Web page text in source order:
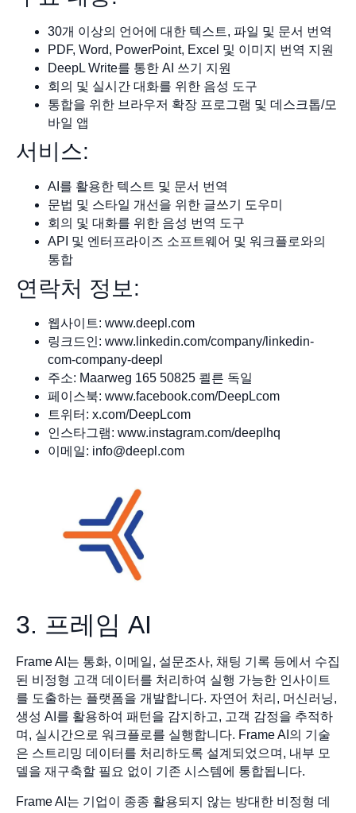
30개 이상의 언어에 대한 텍스트, 파일 및 문서 번역
PDF, Word, PowerPoint, Excel 및 이미지 번역 지원
DeepL Write를 통한 AI 쓰기 지원
회의 및 실시간 대화를 위한 음성 도구
통합을 위한 브라우저 확장 프로그램 및 데스크톱/모
바일 앱
서비스:
AI를 활용한 텍스트 및 문서 번역
문법 및 스타일 개선을 위한 글쓰기 도우미
회의 및 대화를 위한 음성 번역 도구
API 및 엔터프라이즈 소프트웨어 및 워크플로와의
통합
연락처 정보:
웹사이트: www.deepl.com
링크드인: www.linkedin.com/company/linkedin-
com-company-deepl
주소: Maarweg 165 50825 쾰른 독일
페이스북: www.facebook.com/DeepLcom
트위터: x.com/DeepLcom
인스타그램: www.instagram.com/deeplhq
이메일: info@deepl.com
3. 프레임 AI
Frame AI는 통화, 이메일, 설문조사, 채팅 기록 등에서 수집
된 비정형 고객 데이터를 처리하여 실행 가능한 인사이트
를 도출하는 플랫폼을 개발합니다. 자연어 처리, 머신러닝,
생성 AI를 활용하여 패턴을 감지하고, 고객 감정을 추적하
며, 실시간으로 워크플로를 실행합니다. Frame AI의 기술
은 스트리밍 데이터를 처리하도록 설계되었으며, 내부 모
델을 재구축할 필요 없이 기존 시스템에 통합됩니다.
Frame AI는 기업이 종종 활용되지 않는 방대한 비정형 데